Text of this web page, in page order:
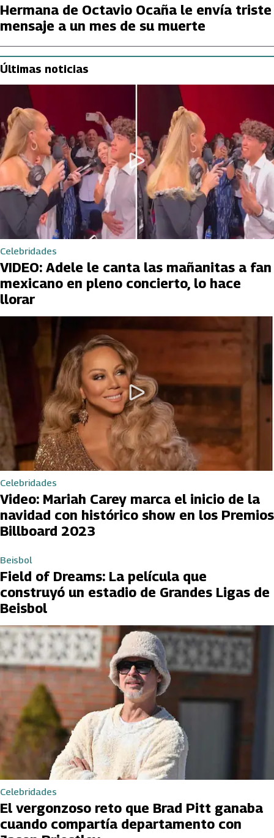
Hermana de Octavio Ocaña le envía triste
mensaje a un mes de su muerte
Últimas noticias
Celebridades
VIDEO: Adele le canta las mañanitas a fan
mexicano en pleno concierto, lo hace
llorar
Celebridades
Video: Mariah Carey marca el inicio de la
navidad con histórico show en los Premios
Billboard 2023
Beisbol
Field of Dreams: La película que
construyó un estadio de Grandes Ligas de
Beisbol
Celebridades
El vergonzoso reto que Brad Pitt ganaba
cuando compartía departamento con